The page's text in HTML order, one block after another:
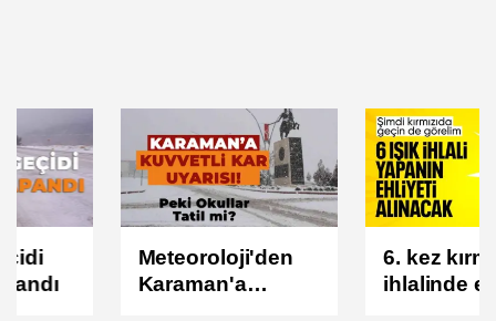
Meteoroloji'den
Karaman'a
6. kez kırmızı ışık
ihlalinde ehliyet